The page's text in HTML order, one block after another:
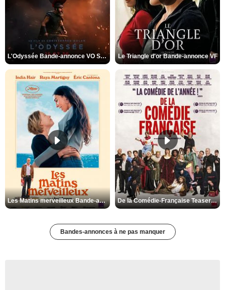
L'Odyssée Bande-annonce VO STFR Le Triangle d'or Bande-annonce VF
Les Matins merveilleux Bande-annonce VF De la Comédie-Française Teaser VF
Bandes-annonces à ne pas manquer